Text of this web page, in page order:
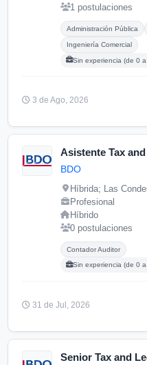
1 postulaciones
Carreras buscadas:
Administración Pública
Ingeniería Comercial
Posgrados buscados:
Sin experiencia (de 0
3 de Ago, 2026
Asistente Tax
BDO
Híbrida; Las
Profesional
Híbrido
0 postulaciones
Carreras buscadas:
Contador Auditor
Posgrados buscados:
Sin experiencia (de 0
31 de Jul, 2026
Senior Tax and